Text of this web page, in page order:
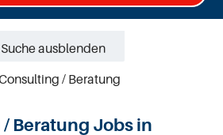
Suche ausblenden
/ Beratung
Beratung Jobs in